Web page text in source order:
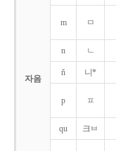
자음
m ㅁ
n ㄴ
ň 니*
p ㅍ
qu 크ㅂ